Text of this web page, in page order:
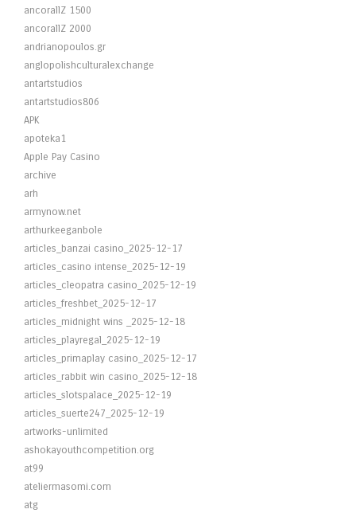
ancorallZ 1500
ancorallZ 2000
andrianopoulos.gr
anglopolishculturalexchange
antartstudios
antartstudios806
APK
apoteka1
Apple Pay Casino
archive
arh
armynow.net
arthurkeeganbole
articles_banzai casino_2025-12-17
articles_casino intense_2025-12-19
articles_cleopatra casino_2025-12-19
articles_freshbet_2025-12-17
articles_midnight wins _2025-12-18
articles_playregal_2025-12-19
articles_primaplay casino_2025-12-17
articles_rabbit win casino_2025-12-18
articles_slotspalace_2025-12-19
articles_suerte247_2025-12-19
artworks-unlimited
ashokayouthcompetition.org
at99
ateliermasomi.com
atg